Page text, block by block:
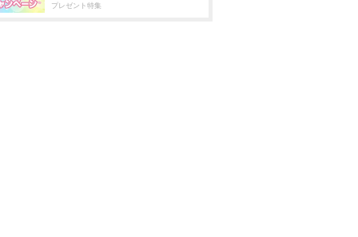
プレゼント特集